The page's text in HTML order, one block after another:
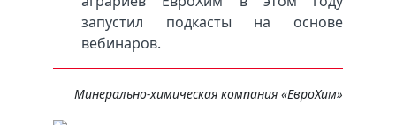
запустил подкасты на основе
вебинаров.
Минерально-химическая компания «ЕвроХим»